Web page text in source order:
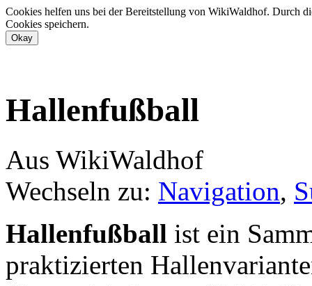
Cookies helfen uns bei der Bereitstellung von WikiWaldhof. Durch
Cookies speichern.
Hallenfußball
Aus WikiWaldhof
Wechseln zu: Navigation,
Hallenfußball ist ein
praktizierten